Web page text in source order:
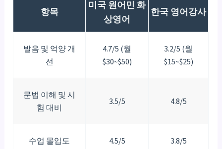
항목
미국 원어민 화
상영어
한국 영어강사
발음 및 억양 개
선
4.7/5 (월
$30~$50)
3.2/5 (월
$15~$25)
문법 이해 및 시
험 대비
3.5/5 4.8/5
수업 몰입도 4.5/5 3.8/5